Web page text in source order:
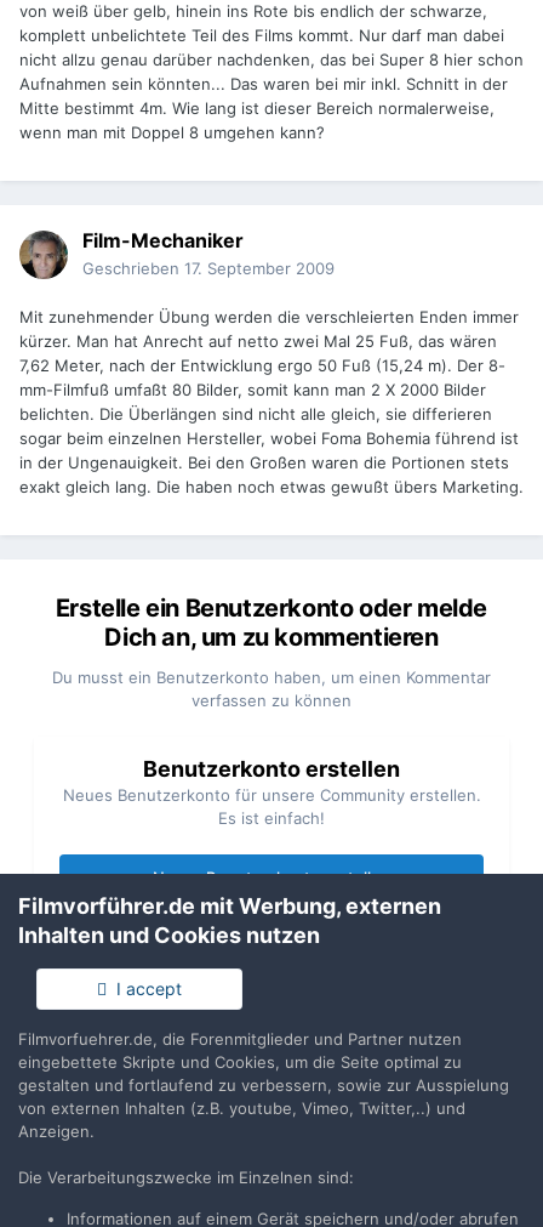
von weiß über gelb, hinein ins Rote bis endlich der schwarze,
komplett unbelichtete Teil des Films kommt. Nur darf man dabei
nicht allzu genau darüber nachdenken, das bei Super 8 hier schon
Aufnahmen sein könnten... Das waren bei mir inkl. Schnitt in der
Mitte bestimmt 4m. Wie lang ist dieser Bereich normalerweise,
wenn man mit Doppel 8 umgehen kann?
Film-Mechaniker
Geschrieben 17. September 2009
Mit zunehmender Übung werden die verschleierten Enden immer
kürzer. Man hat Anrecht auf netto zwei Mal 25 Fuß, das wären
7,62 Meter, nach der Entwicklung ergo 50 Fuß (15,24 m). Der 8-
mm-Filmfuß umfaßt 80 Bilder, somit kann man 2 X 2000 Bilder
belichten. Die Überlängen sind nicht alle gleich, sie differieren
sogar beim einzelnen Hersteller, wobei Foma Bohemia führend ist
in der Ungenauigkeit. Bei den Großen waren die Portionen stets
exakt gleich lang. Die haben noch etwas gewußt übers Marketing.
Erstelle ein Benutzerkonto oder melde
Dich an, um zu kommentieren
Du musst ein Benutzerkonto haben, um einen Kommentar
verfassen zu können
Benutzerkonto erstellen
Neues Benutzerkonto für unsere Community erstellen.
Es ist einfach!
Neues Benutzerkonto erstellen
Du hast bereits ein Benutzerkonto? Melde Dich hier an.
Jetzt anmelden
Teilen Folgen
Filmvorführer.de mit Werbung, externen
Inhalten und Cookies nutzen
I accept
Filmvorfuehrer.de, die Forenmitglieder und Partner nutzen
eingebettete Skripte und Cookies, um die Seite optimal zu
gestalten und fortlaufend zu verbessern, sowie zur Ausspielung
von externen Inhalten (z.B. youtube, Vimeo, Twitter,..) und
Anzeigen.
Die Verarbeitungszwecke im Einzelnen sind:
Informationen auf einem Gerät speichern und/oder abrufen